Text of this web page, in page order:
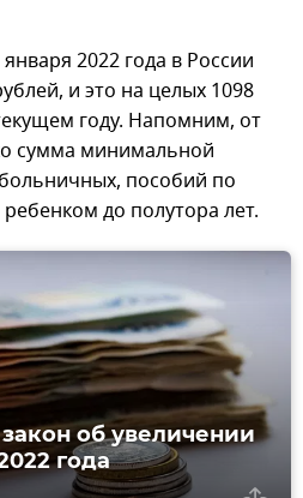
2022 года в России
и это на целых 1098
году. Напомним, от
сумма минимальной
пособий по
до полутора лет.
об увеличении
года